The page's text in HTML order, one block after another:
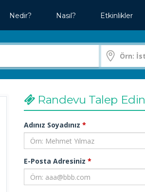
Nedir? Nasıl? Etkinlikler
Randevu Talep Edin
Adınız Soyadınız *
E-Posta Adresiniz *